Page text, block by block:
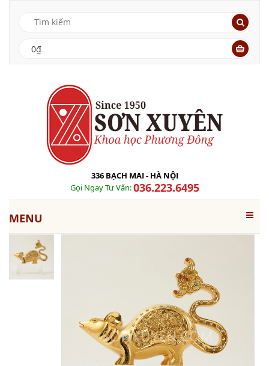
0₫
336 BẠCH MAI - HÀ NỘI
Gọi Ngay Tư Vấn:036.223.6495
MENU